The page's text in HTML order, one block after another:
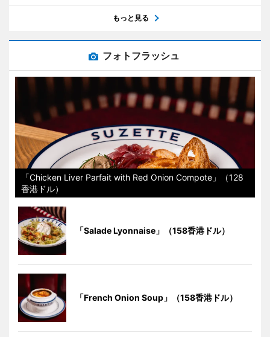
もっと見る
フォトフラッシュ
「Chicken Liver Parfait with Red Onion Compote」（128
香港ドル）
「Salade Lyonnaise」（158香港ドル）
「French Onion Soup」（158香港ドル）